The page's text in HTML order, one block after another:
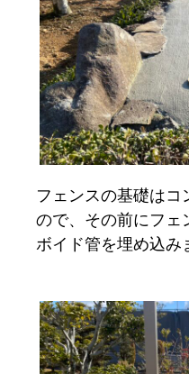
フェンスの基礎は
ので、その前にフェ
ボイド管を埋め込み